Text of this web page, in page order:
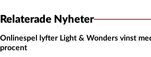
Relaterade Nyheter
Onlinespel lyfter Light & Wonders vinst
procent